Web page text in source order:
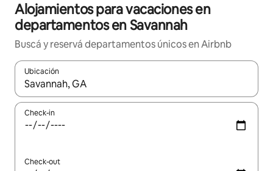
Alojamientos para vacaciones en
departamentos en Savannah
Buscá y reservá departamentos únicos en Airbnb
Ubicación
Cuando los resultados estén disponibles, navegá con las
Check-in
Check-out